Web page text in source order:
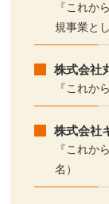
『これか
規事業と
株式会社
『これか
株式会社
『これか
名）